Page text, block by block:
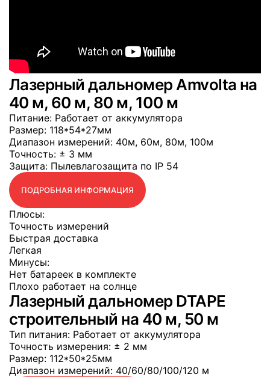
Лазерный дальномер Amvolta на
40 м, 60 м, 80 м, 100 м
Питание: Работает от аккумулятора
Размер: 118*54*27мм
Диапазон измерений: 40м, 60м, 80м, 100м
Точность: ± 3 мм
Защита: Пылевлагозащита по IP 54
ПОДРОБНАЯ ИНФОРМАЦИЯ
Плюсы:
Точность измерений
Быстрая доставка
Легкая
Минусы:
Нет батареек в комплекте
Плохо работает на солнце
Лазерный дальномер DTAPE
строительный на 40 м, 50 м
Тип питания: Работает от аккумулятора
Точность измерения: ± 2 мм
Размер: 112*50*25мм
Диапазон измерений: 40/60/80/100/120 м